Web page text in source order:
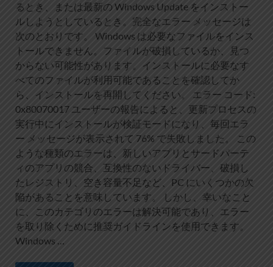
るとき、または最新の Windows Update をインストー
ルしようとしているとき。完全なエラー メッセージは
次のとおりです。 Windows は必要なファイルをインス
トールできません。ファイルが破損しているか、見つ
からない可能性があります。インストールに必要なす
べてのファイルが利用可能であることを確認してか
ら、インストールを再開してください。 エラー コード:
0x80070017 ユーザーの報告によると、更新プロセスの
実行中にインストールが検証モードになり、毎回エラ
ー メッセージが表示されて 76% で失敗しました。 この
ような種類のエラーは、新しいアプリとサードパーテ
ィのアプリの競合、互換性のないドライバー、破損し
たレジストリ、空き容量不足など、PC にいくつかの欠
陥があることを意味しています。 しかし、幸いなこと
に、このカテゴリのエラーは解決可能であり、エラー
を取り除くために推奨ガイドラインを使用できます。
Windows …